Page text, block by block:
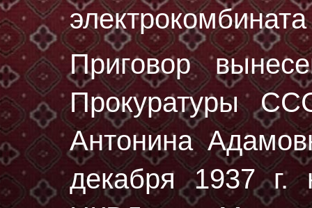
Приговор
Прокуратуры
Антонина
декaбря 1937 г.